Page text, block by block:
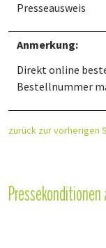
Presseausweis
Anmerkung:
Direkt online
Bestellnummer
zurück zur vorherigen